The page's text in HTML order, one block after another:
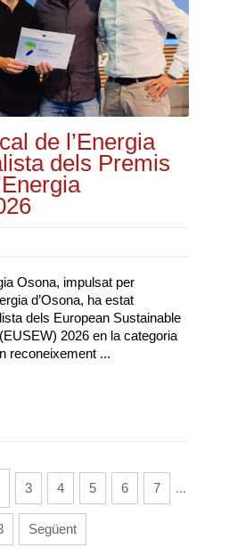
de l’Energia
dels Premis
Osona, impulsat per
d’Osona, ha estat
dels European Sustainable
2026 en la categoria
reconeixement ...
3 4 5 6 7 ...
Següent